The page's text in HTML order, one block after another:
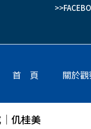
首 頁 關於
│仉桂美